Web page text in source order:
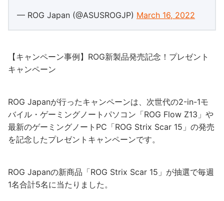
— ROG Japan (@ASUSROGJP) March 16, 2022
【キャンペーン事例】ROG新製品発売記念！プレゼント
キャンペーン
ROG Japanが行ったキャンペーンは、次世代の2-in-1モ
バイル・ゲーミングノートパソコン「ROG Flow Z13」や
最新のゲーミングノートPC「ROG Strix Scar 15」の発売
を記念したプレゼントキャンペーンです。
ROG Japanの新商品「ROG Strix Scar 15」が抽選で毎週
1名合計5名に当たりました。